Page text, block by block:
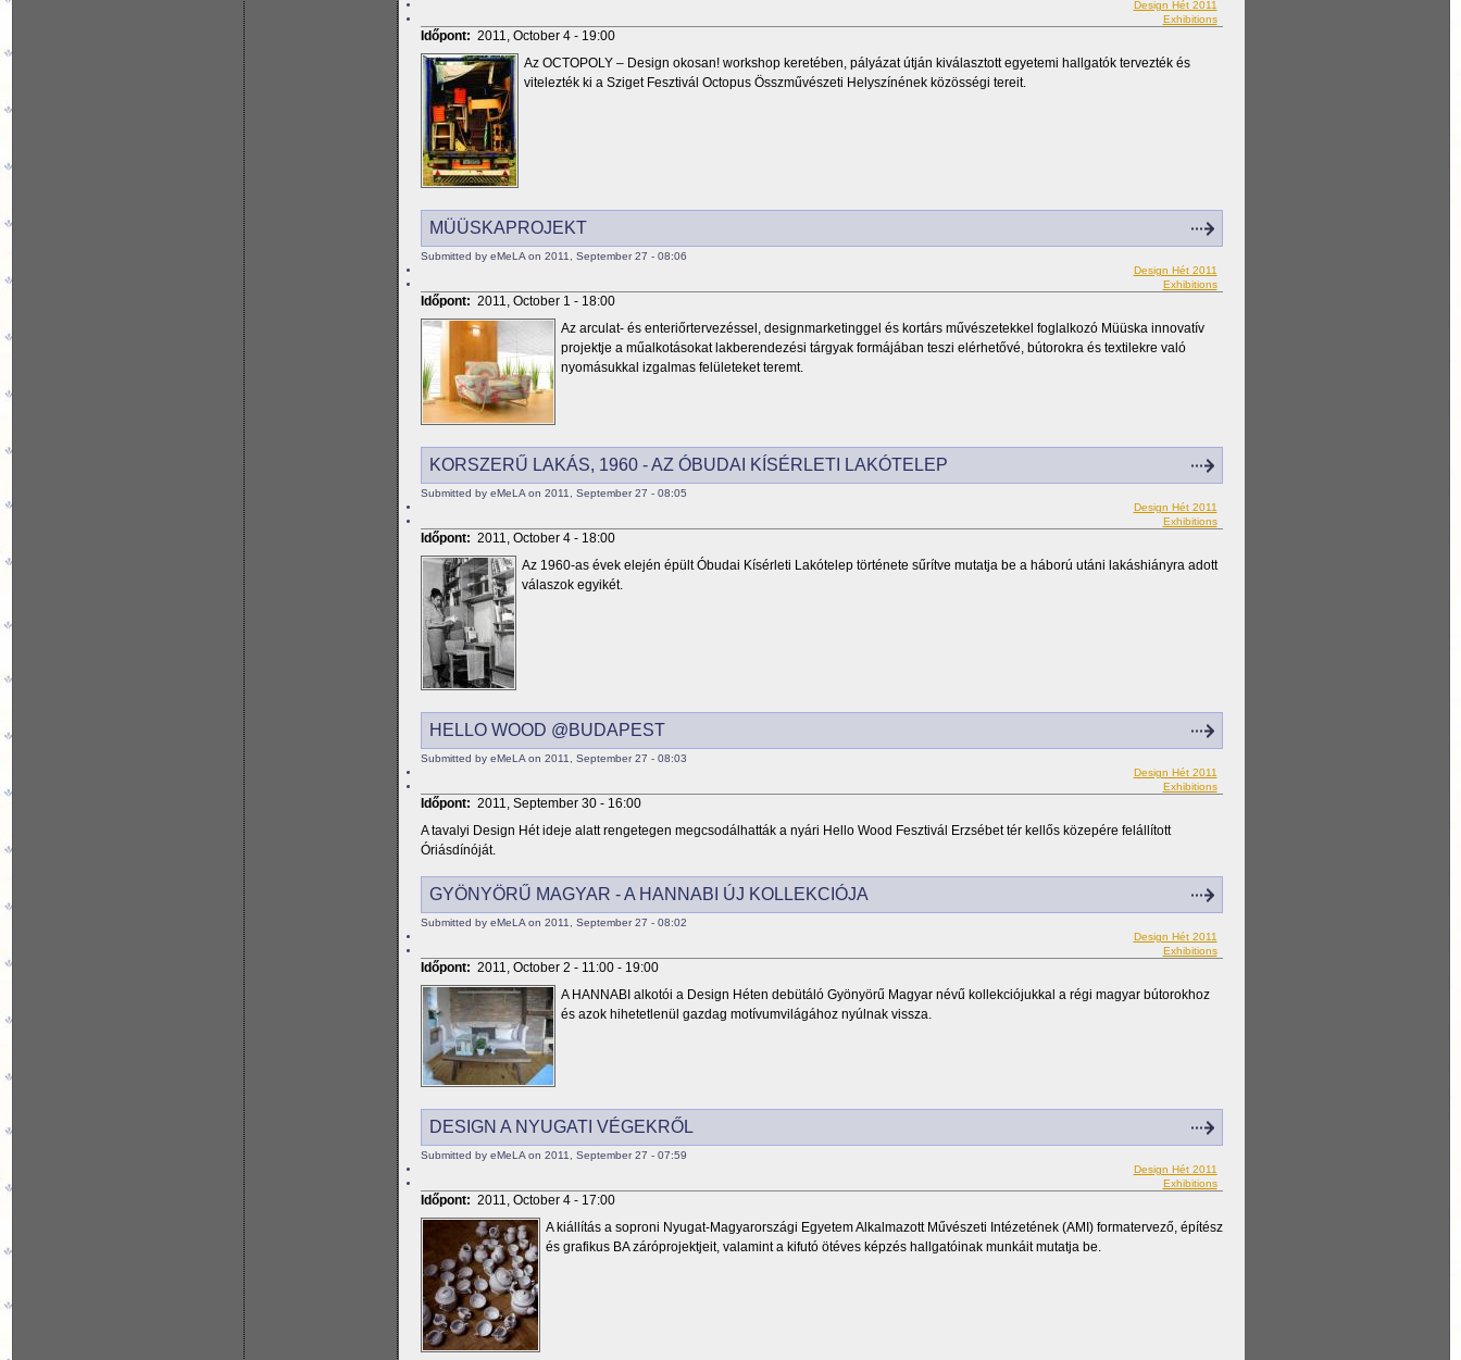
Design Hét 2011
Exhibitions
Időpont: 2011, October 4 - 19:00
Az OCTOPOLY – Design okosan! workshop keretében, pályázat útján kiválasztott egyetemi hallgatók tervezték és
vitelezték ki a Sziget Fesztivál Octopus Összművészeti Helyszínének közösségi tereit.
MÜÜSKAPROJEKT
Submitted by eMeLA on 2011, September 27 - 08:06
Design Hét 2011
Exhibitions
Időpont: 2011, October 1 - 18:00
Az arculat- és enteriőrtervezéssel, designmarketinggel és kortárs művészetekkel foglalkozó Müüska innovatív
projektje a műalkotásokat lakberendezési tárgyak formájában teszi elérhetővé, bútorokra és textilekre való
nyomásukkal izgalmas felületeket teremt.
KORSZERŰ LAKÁS, 1960 - AZ ÓBUDAI KÍSÉRLETI LAKÓTELEP
Submitted by eMeLA on 2011, September 27 - 08:05
Design Hét 2011
Exhibitions
Időpont: 2011, October 4 - 18:00
Az 1960-as évek elején épült Óbudai Kísérleti Lakótelep története sűrítve mutatja be a háború utáni lakáshiányra adott
válaszok egyikét.
HELLO WOOD @BUDAPEST
Submitted by eMeLA on 2011, September 27 - 08:03
Design Hét 2011
Exhibitions
Időpont: 2011, September 30 - 16:00
A tavalyi Design Hét ideje alatt rengetegen megcsodálhatták a nyári Hello Wood Fesztivál Erzsébet tér kellős közepére felállított
Óriásdínóját.
GYÖNYÖRŰ MAGYAR - A HANNABI ÚJ KOLLEKCIÓJA
Submitted by eMeLA on 2011, September 27 - 08:02
Design Hét 2011
Exhibitions
Időpont: 2011, October 2 - 11:00- 19:00
A HANNABI alkotói a Design Héten debütáló Gyönyörű Magyar névű kollekciójukkal a régi magyar bútorokhoz
és azok hihetetlenül gazdag motívumvilágához nyúlnak vissza.
DESIGN A NYUGATI VÉGEKRŐL
Submitted by eMeLA on 2011, September 27 - 07:59
Design Hét 2011
Exhibitions
Időpont: 2011, October 4 - 17:00
A kiállítás a soproni Nyugat-Magyarországi Egyetem Alkalmazott Művészeti Intézetének (AMI) formatervező, építész
és grafikus BA záróprojektjeit, valamint a kifutó ötéves képzés hallgatóinak munkáit mutatja be.